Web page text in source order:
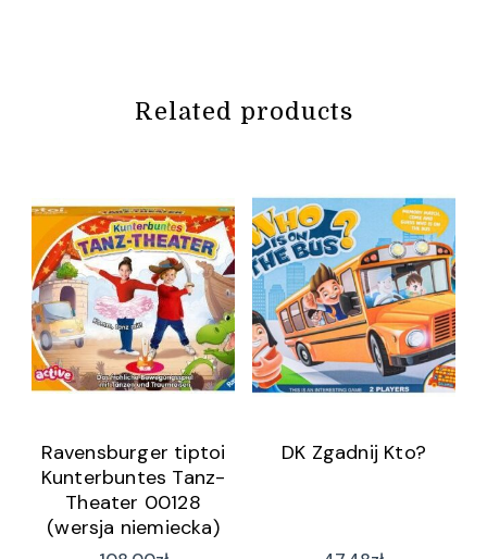
Related products
Ravensburger tiptoi
Kunterbuntes Tanz-
Theater 00128
(wersja niemiecka)
DK Zgadnij Kto?